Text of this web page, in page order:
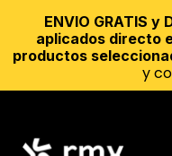
ENVIO GRATIS
aplicados directo
productos
y